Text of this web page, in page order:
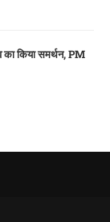
का किया समर्थन, PM